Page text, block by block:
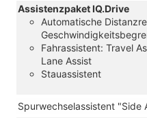
Assistenzpaket IQ.Drive
Automatische
Fahrassistent: Travel
Lane Assist
Stauassistent
Spurwechselassistent "Side